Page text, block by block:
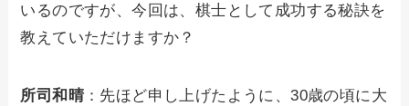
いるのですが、今回は、棋士として成功する秘訣を
教えていただけますか？
所司和晴 ：先ほど申し上げたように、30歳の頃に大